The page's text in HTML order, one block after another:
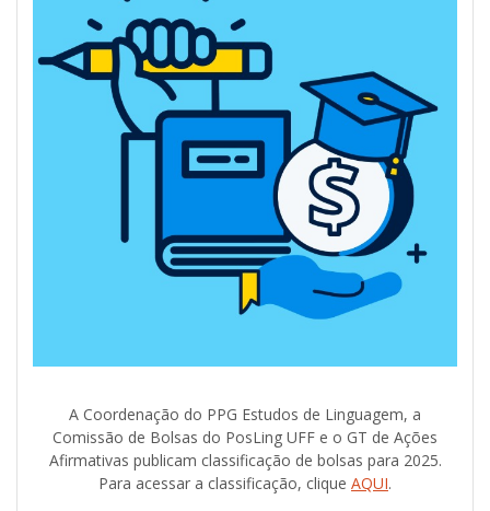
A Coordenação do PPG Estudos de Linguagem, a
Comissão de Bolsas do PosLing UFF e o GT de Ações
Afirmativas publicam classificação de bolsas para 2025.
Para acessar a classificação, clique AQUI.